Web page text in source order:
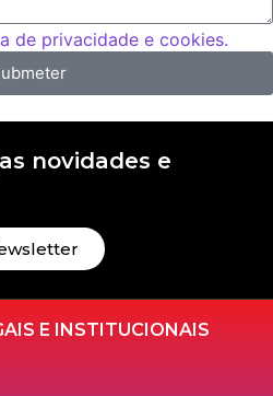
de privacidade e cookies.
novidades e
E INSTITUCIONAIS